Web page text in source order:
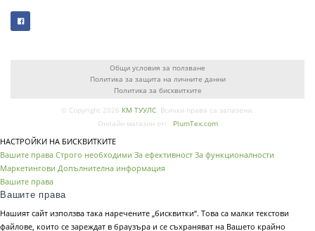
Общи условия за ползване
Политика за защита на личните данни
Политика за бисквитките
© Copyright 2026 КМ ТУУЛС. Всички права са запазени.
Онлайн магазин от:
PlumTex.com
НАСТРОЙКИ НА БИСКВИТКИТЕ
Вашите права Строго необходими За ефективност За функционалности
Маркетингови Допълнителна информация
Вашите права
Вашите права
Нашият сайт използва така наречените „бисквитки“. Това са малки текстови
файлове, които се зареждат в браузъра и се съхраняват на Вашето крайно